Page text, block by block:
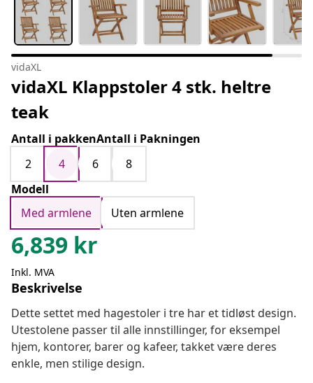
vidaXL
vidaXL Klappstoler 4 stk. heltre
teak
Antall i pakkenAntall i Pakningen
2
4 6
8
Modell
Med armlene
Uten armlene
6,839 kr
Inkl. MVA
Beskrivelse
Dette settet med hagestoler i tre har et tidløst design.
Utestolene passer til alle innstillinger, for eksempel
hjem, kontorer, barer og kafeer, takket være deres
enkle, men stilige design.